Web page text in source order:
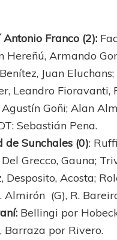
Franco (2):
Hereñú, Armando
Juan
Leandro Fioravanti,
Goñi; Alan
Sebastián Pena.
de Sunchales (0):
Grecco, Gauna;
Desposito, Acosta;
Almirón (G), R.
Bellingi por
Barraza por Rivero.